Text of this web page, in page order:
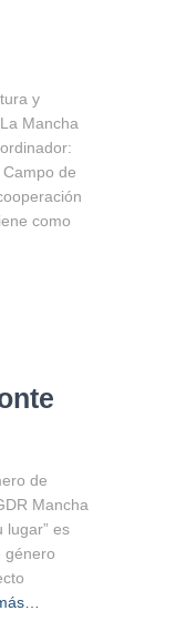
y
Mancha
de
como
de
Mancha
lugar” es
género